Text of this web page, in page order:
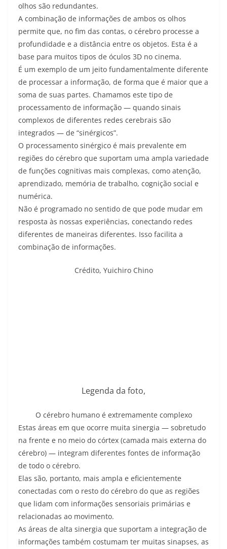
olhos são redundantes.
A combinação de informações de ambos os olhos
permite que, no fim das contas, o cérebro processe a
profundidade e a distância entre os objetos. Esta é a
base para muitos tipos de óculos 3D no cinema.
É um exemplo de um jeito fundamentalmente diferente
de processar a informação, de forma que é maior que a
soma de suas partes. Chamamos este tipo de
processamento de informação — quando sinais
complexos de diferentes redes cerebrais são
integrados — de “sinérgicos”.
O processamento sinérgico é mais prevalente em
regiões do cérebro que suportam uma ampla variedade
de funções cognitivas mais complexas, como atenção,
aprendizado, memória de trabalho, cognição social e
numérica.
Não é programado no sentido de que pode mudar em
resposta às nossas experiências, conectando redes
diferentes de maneiras diferentes. Isso facilita a
combinação de informações.
Crédito, Yuichiro Chino
Legenda da foto,
O cérebro humano é extremamente complexo
Estas áreas em que ocorre muita sinergia — sobretudo
na frente e no meio do córtex (camada mais externa do
cérebro) — integram diferentes fontes de informação
de todo o cérebro.
Elas são, portanto, mais ampla e eficientemente
conectadas com o resto do cérebro do que as regiões
que lidam com informações sensoriais primárias e
relacionadas ao movimento.
As áreas de alta sinergia que suportam a integração de
informações também costumam ter muitas sinapses, as